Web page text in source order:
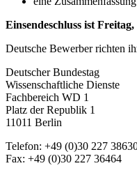
Einsendeschluss ist
Deutsche Bewerber richten
Deutscher Bundestag
Wissenschaftliche Dienste
Fachbereich WD 1
Platz der Republik 1
11011 Berlin
Telefon: +49 (0)30 227
Fax: +49 (0)30 227 36464